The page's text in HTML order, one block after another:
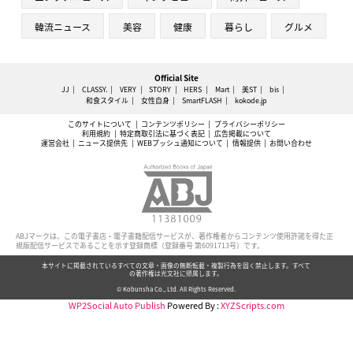
韓流ニュース 美容 健康 暮らし グルメ
Official Site
JJ CLASSY. VERY STORY HERS Mart 美ST
bis
和食スタイル
女性自身 SmartFLASH kokode.jp
このサイトについて コンテンツポリシー
プライバシーポリシー
利用規約
特定商取引法に基づく表記
広告掲載について
運営会社
ニュース提供先 WEBプッシュ通知について 情報提供 お問い合わせ
ABJマークは、この電子書店・電子書籍配信サービスが、著作権者からコンテンツ使用許諾を得た正
規版配信サービスであることを示す登録商標（登録番号 第6091713号）です。
本サイトに掲載されているすべての文章・画像の無断転載・複製行為を固く禁止します。すべて
の著作権は光文社に帰属します。
© Kobunsha Co., Ltd. All Rights Reserved.
WP2Social Auto Publish Powered By :XYZScripts.com